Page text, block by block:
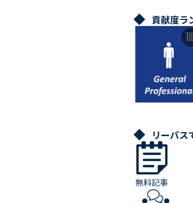
貢献度ラ
リーパス